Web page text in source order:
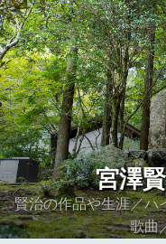
宮澤
賢治の作品や生涯／ハ
歌曲